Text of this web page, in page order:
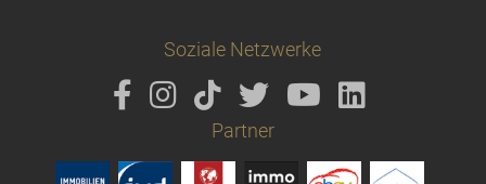
Soziale Netzwerke
Partner